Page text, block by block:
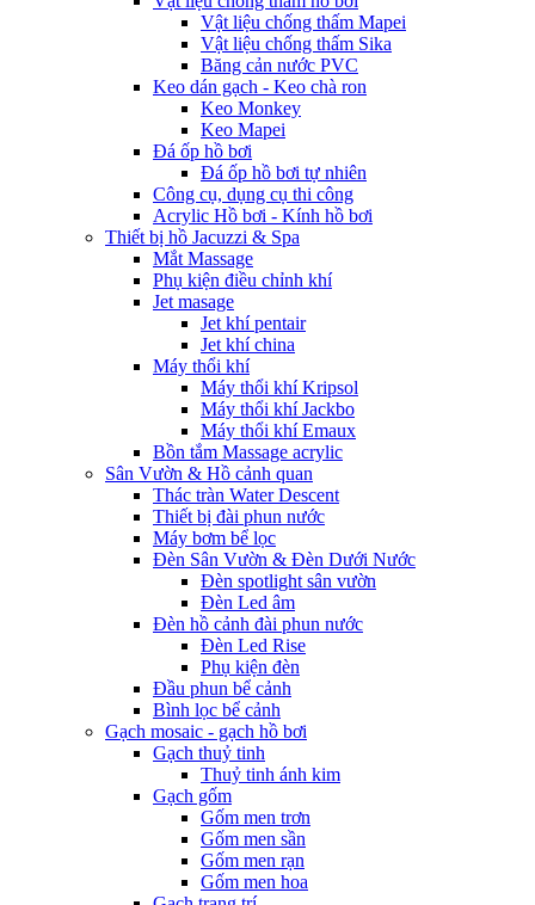
Vật liệu chống thấm Mapei
Vật liệu chống thấm Sika
Băng cản nước PVC
Keo dán gạch - Keo chà ron
Keo Monkey
Keo Mapei
Đá ốp hồ bơi
Đá ốp hồ bơi tự nhiên
Công cụ, dụng cụ thi công
Acrylic Hồ bơi - Kính hồ bơi
Thiết bị hồ Jacuzzi & Spa
Mắt Massage
Phụ kiện điều chỉnh khí
Jet masage
Jet khí pentair
Jet khí china
Máy thổi khí
Máy thổi khí Kripsol
Máy thổi khí Jackbo
Máy thổi khí Emaux
Bồn tắm Massage acrylic
Sân Vườn & Hồ cảnh quan
Thác tràn Water Descent
Thiết bị đài phun nước
Máy bơm bể lọc
Đèn Sân Vườn & Đèn Dưới Nước
Đèn spotlight sân vườn
Đèn Led âm
Đèn hồ cảnh đài phun nước
Đèn Led Rise
Phụ kiện đèn
Đầu phun bể cảnh
Bình lọc bể cảnh
Gạch mosaic - gạch hồ bơi
Gạch thuỷ tinh
Thuỷ tinh ánh kim
Gạch gốm
Gốm men trơn
Gốm men sần
Gốm men rạn
Gốm men hoa